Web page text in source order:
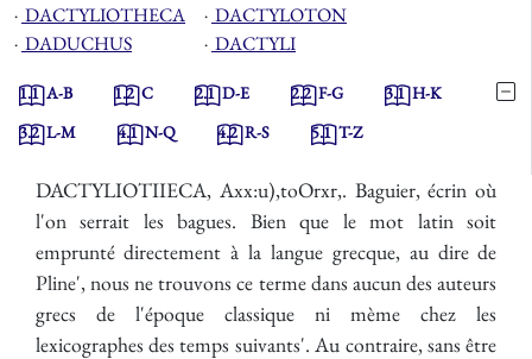
⋅ DACTYLIOTHECA ⋅ DACTYLOTON
⋅ DADUCHUS ⋅ DACTYLI
1.1A-B 1.2C 2.1D-E 2.2F-G 3.1H-K
3.2L-M 4.1N-Q 4.2R-S 5.1T-Z
DACTYLIOTIIECA, Axx:u),toOrxr,. Baguier, écrin où
l'on serrait les bagues. Bien que le mot latin soit
emprunté directement à la langue grecque, au dire de
Pline', nous ne trouvons ce terme dans aucun des auteurs
grecs de l'époque classique ni mème chez les
lexicographes des temps suivants'. Au contraire, sans être